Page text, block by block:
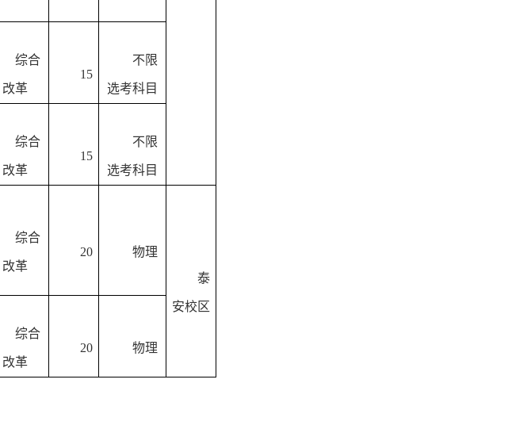
综合
改革
15
不限
选考科目
综合
改革
15
不限
选考科目
综合
改革
20
物理
泰
安校区
综合
改革
20 物理